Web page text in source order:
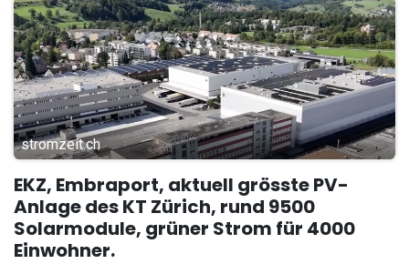
stromzeit.ch
EKZ, Embraport, aktuell grösste PV-
Anlage des KT Zürich, rund 9500
Solarmodule, grüner Strom für 4000
Einwohner.